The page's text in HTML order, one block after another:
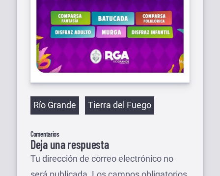
Etiquetas
Río Grande Tierra del Fuego
Comentarios
Deja una respuesta
Tu dirección de correo electrónico no